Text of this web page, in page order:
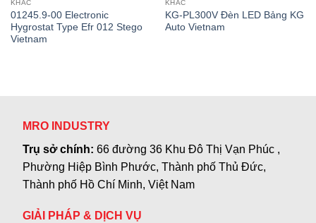
KHÁC
01245.9-00 Electronic
Hygrostat Type Efr 012 Stego
Vietnam
KHÁC
KG-PL300V Đèn LED Bảng KG
Auto Vietnam
MRO INDUSTRY
Trụ sở chính:66 đường 36 Khu Đô Thị Vạn Phúc ,
Phường Hiệp Bình Phước, Thành phố Thủ Đức,
Thành phố Hồ Chí Minh, Việt Nam
GIẢI PHÁP & DỊCH VỤ